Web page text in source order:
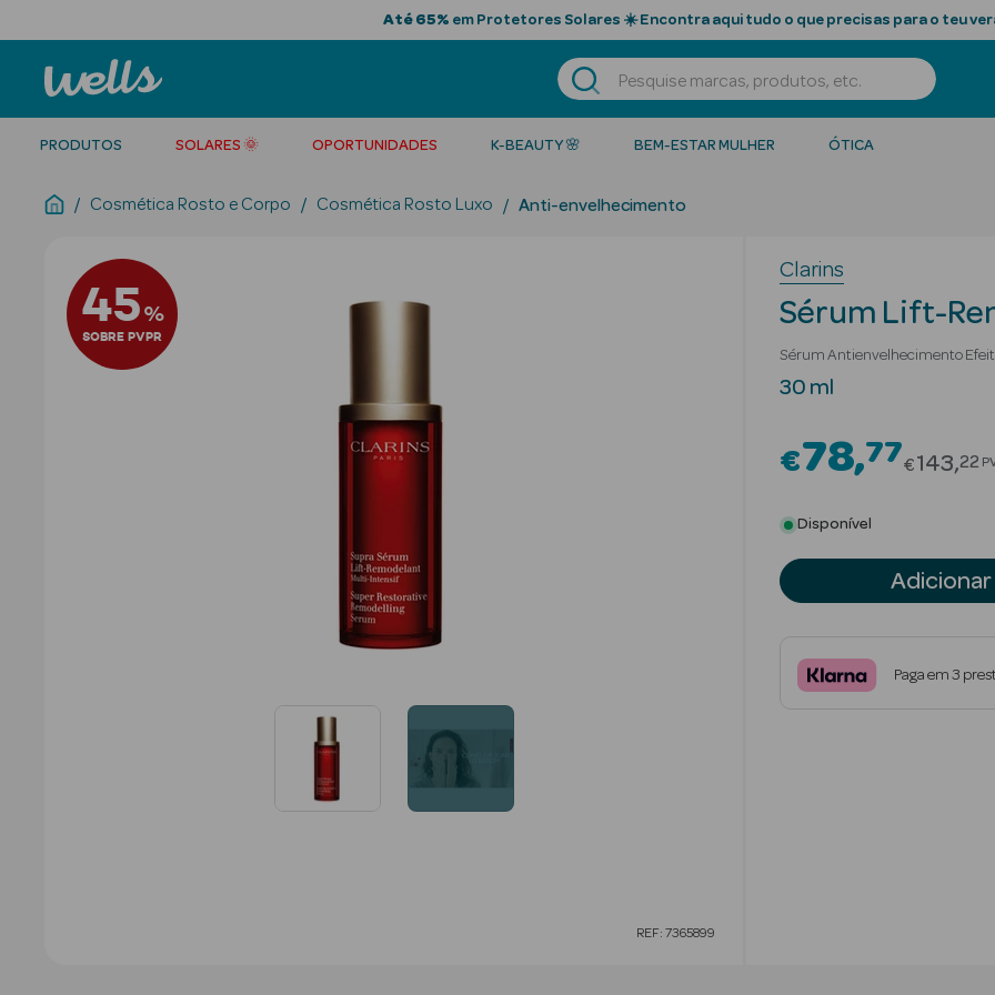
Até 65% em Protetores Solares ☀️ Encontra aqui tudo o que precisas para o teu
PRODUTOS SOLARES 🌞 OPORTUNIDADES K-BEAUTY 🌸 BEM-ESTAR MULHER ÓTICA
Cosmética Rosto e Corpo Cosmética Rosto Luxo Anti-envelhecimento
45%
SOBRE PVPR
REF: 7365899
Clarins
Sérum Lift-
Sérum Antienvelhecimento
30 ml
€78 77Price
€143 22
Disponível
Adicionar
Paga em 3